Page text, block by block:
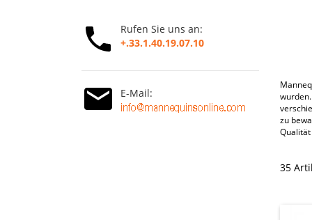
Rufen Sie uns an:
+.33.1.40.19.07.10
E-Mail:
zu
35